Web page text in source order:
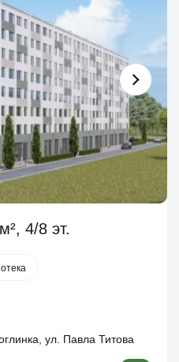
4/8 эт.
ул. Павла Титова